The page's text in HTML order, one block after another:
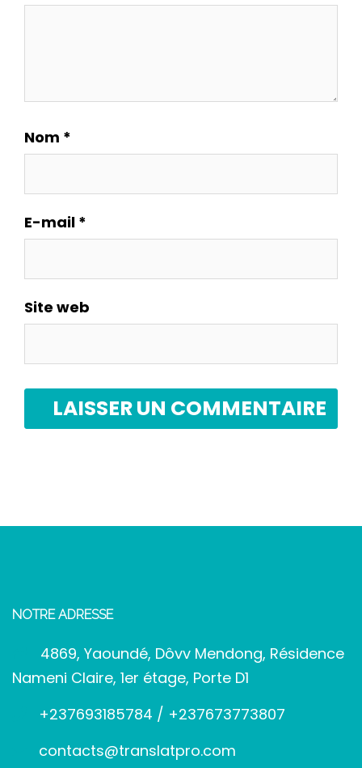
Nom *
E-mail *
Site web
NOTRE ADRESSE
4869, Yaoundé, Dôvv Mendong, Résidence
Nameni Claire, 1er étage, Porte D1
+237693185784 / +237673773807
contacts@translatpro.com